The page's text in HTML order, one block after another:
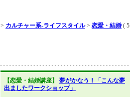
> カルチャー系-ライフスタイル> 恋愛・結婚 (
【恋愛・結婚講座】 夢がかなう！「こんな夢
出ましたワークショップ」